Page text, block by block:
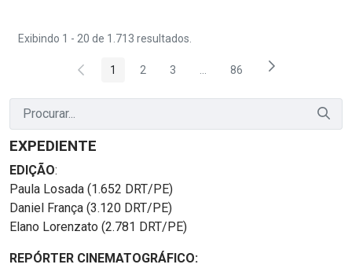
Exibindo 1 - 20 de 1.713 resultados.
Página
1 Página
2 Página
3 Páginas intermediárias Usar
Página
86
EXPEDIENTE
EDIÇÃO:
Paula Losada (1.652 DRT/PE)
Daniel França (3.120 DRT/PE)
Elano Lorenzato (2.781 DRT/PE)
REPÓRTER CINEMATOGRÁFICO: